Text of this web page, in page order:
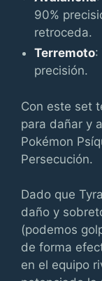
90%
retroceda.
Terremoto:
precisión.
Con este set
para dañar y
Pokémon
Persecución.
Dado que
daño y
(podemos
de forma
en el equipo